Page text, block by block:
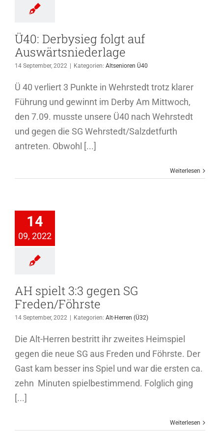
Ü40: Derbysieg folgt auf
Auswärtsniederlage
14 September, 2022 Kategorien: Altsenioren Ü40
Ü 40 verliert 3 Punkte in Wehrstedt trotz klarer
Führung und gewinnt im Derby Am Mittwoch,
den 7.09. musste unsere Ü40 nach Wehrstedt
und gegen die SG Wehrstedt/Salzdetfurth
antreten. Obwohl [...]
Weiterlesen
14
09, 2022
SG
Föhrste
AH spielt 3:3 gegen SG
Freden/Föhrste
14 September, 2022 Kategorien: Alt-Herren (Ü32)
Die Alt-Herren bestritt ihr zweites Heimspiel
gegen die neue SG aus Freden und Föhrste. Der
Gast kam besser ins Spiel und war die ersten ca.
zehn Minuten spielbestimmend. Folglich ging
[...]
Weiterlesen